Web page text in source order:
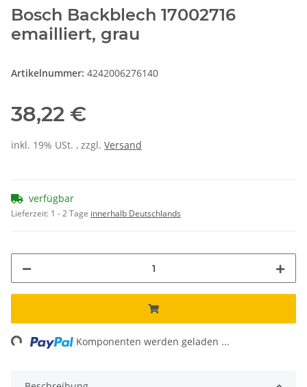
Bosch Backblech 17002716
emailliert, grau
Artikelnummer: 4242006276140
38,22 €
inkl. 19% USt. , zzgl. Versand
verfügbar
Lieferzeit: 1 - 2 Tage innerhalb Deutschlands
Komponenten werden geladen ...